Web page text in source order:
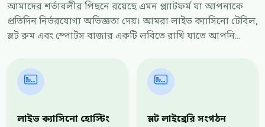
আমাদের শর্তাবলীর পিছনে রয়েছে এমন প্ল্যাটফর্ম যা আপনাকে
প্রতিদিন নির্ভরযোগ্য অভিজ্ঞতা দেয়। আমরা লাইভ ক্যাসিনো টেবিল,
স্লট রুম এবং স্পোর্টস বাজার একটি লবিতে রাখি যাতে আপনি...
লাইভ ক্যাসিনো হোস্টিং স্লট লাইব্রেরি সংগঠন